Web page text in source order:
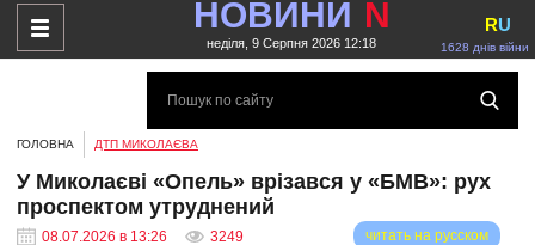
НОВИНИ N
неділя, 9 Серпня 2026 12:18 1628 днів війни
RU
ГОЛОВНА ДТП МИКОЛАЄВА
У Миколаєві «Опель» врізався у «БМВ»: рух
проспектом утруднений
08.07.2026 в 13:26 3249
читать на русском